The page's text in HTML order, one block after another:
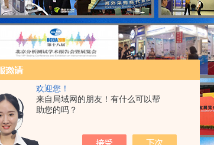
欢迎您！
来自局域网的朋友！有什么可以帮
助您的吗？